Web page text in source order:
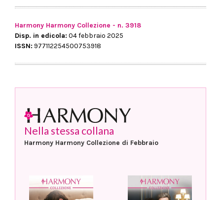
Harmony Harmony Collezione - n. 3918
Disp. in edicola: 04 febbraio 2025
ISSN: 977112254500753918
Nella stessa collana
Harmony Harmony Collezione di Febbraio